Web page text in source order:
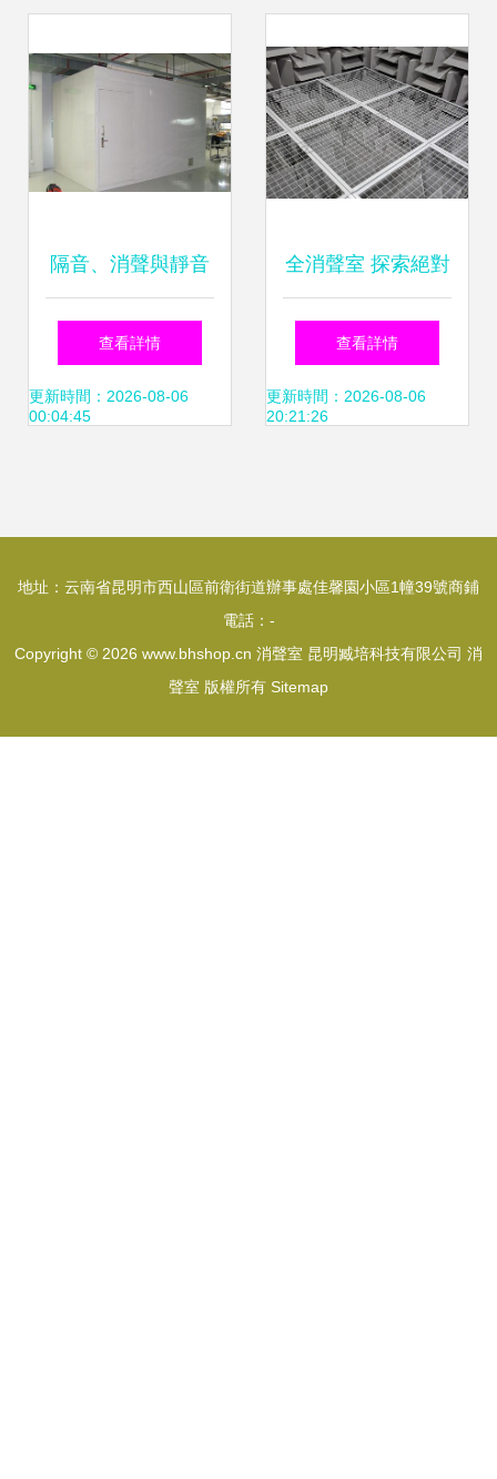
隔音、消聲與靜音
環境的設計與應用
從聽力測試室到工
查看詳情
更新時間：2026-08-06
00:04:45
全消聲室 探索絕對
靜謐的聲學圣地
查看詳情
更新時間：2026-08-06
20:21:26
地址：云南省昆明市西山區前衛街道辦事處佳馨園小區1幢39號商鋪
電話：-
Copyright © 2026 www.bhshop.cn 消聲室 昆明臧培科技有限公司 消
聲室 版權所有 Sitemap